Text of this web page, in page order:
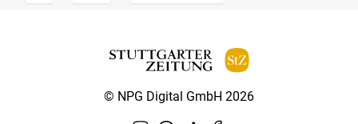
© NPG Digital GmbH 2026